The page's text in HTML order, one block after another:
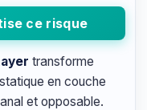
ce risque
transforme
en couche
et opposable.